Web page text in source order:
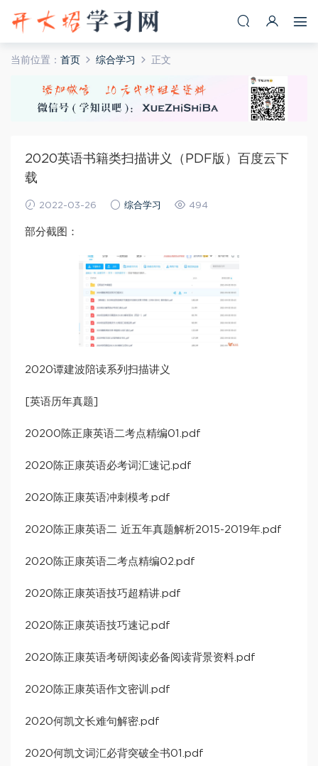
当前位置： 首页 综合学习 正文
2020英语书籍类扫描讲义（PDF版）百度云下
载
2022-03-26 综合学习 494
部分截图：
2020谭建波陪读系列扫描讲义
[英语历年真题]
20200陈正康英语二考点精编01.pdf
2020陈正康英语必考词汇速记.pdf
2020陈正康英语冲刺模考.pdf
2020陈正康英语二 近五年真题解析2015-2019年.pdf
2020陈正康英语二考点精编02.pdf
2020陈正康英语技巧超精讲.pdf
2020陈正康英语技巧速记.pdf
2020陈正康英语考研阅读必备阅读背景资料.pdf
2020陈正康英语作文密训.pdf
2020何凯文长难句解密.pdf
2020何凯文词汇必背突破全书01.pdf